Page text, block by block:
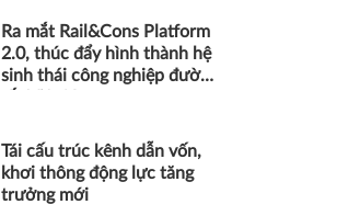
Ra mắt Rail&Cons Platform
2.0, thúc đẩy hình thành hệ
sinh thái công nghiệp đường
Tái cấu trúc kênh dẫn vốn,
khơi thông động lực tăng
trưởng mới